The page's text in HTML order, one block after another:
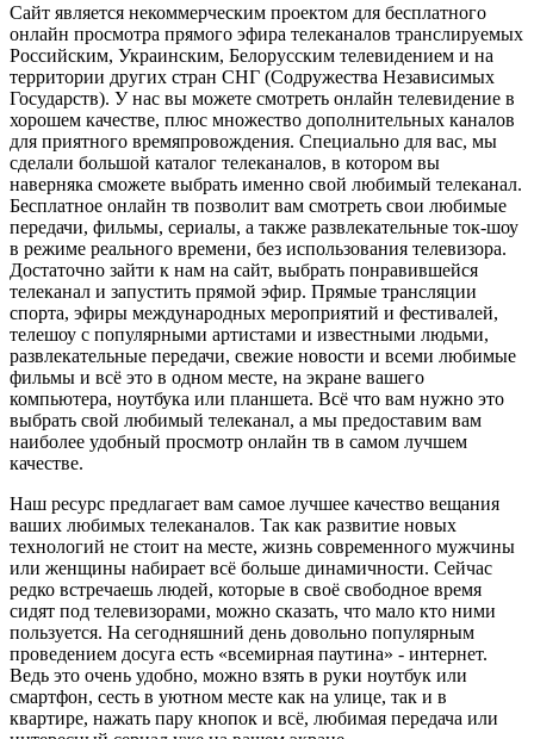
Сайт является некоммерческим проектом для бесплатного
онлайн просмотра прямого эфира телеканалов транслируемых
Российским, Украинским, Белорусским телевидением и на
территории других стран СНГ (Содружества Независимых
Государств). У нас вы можете смотреть онлайн телевидение в
хорошем качестве, плюс множество дополнительных каналов
для приятного времяпровождения. Специально для вас, мы
сделали большой каталог телеканалов, в котором вы
наверняка сможете выбрать именно свой любимый телеканал.
Бесплатное онлайн тв позволит вам смотреть свои любимые
передачи, фильмы, сериалы, а также развлекательные ток-шоу
в режиме реального времени, без использования телевизора.
Достаточно зайти к нам на сайт, выбрать понравившейся
телеканал и запустить прямой эфир. Прямые трансляции
спорта, эфиры международных мероприятий и фестивалей,
телешоу с популярными артистами и известными людьми,
развлекательные передачи, свежие новости и всеми любимые
фильмы и всё это в одном месте, на экране вашего
компьютера, ноутбука или планшета. Всё что вам нужно это
выбрать свой любимый телеканал, а мы предоставим вам
наиболее удобный просмотр онлайн тв в самом лучшем
качестве.
Наш ресурс предлагает вам самое лучшее качество вещания
ваших любимых телеканалов. Так как развитие новых
технологий не стоит на месте, жизнь современного мужчины
или женщины набирает всё больше динамичности. Сейчас
редко встречаешь людей, которые в своё свободное время
сидят под телевизорами, можно сказать, что мало кто ними
пользуется. На сегодняшний день довольно популярным
проведением досуга есть «всемирная паутина» - интернет.
Ведь это очень удобно, можно взять в руки ноутбук или
смартфон, сесть в уютном месте как на улице, так и в
квартире, нажать пару кнопок и всё, любимая передача или